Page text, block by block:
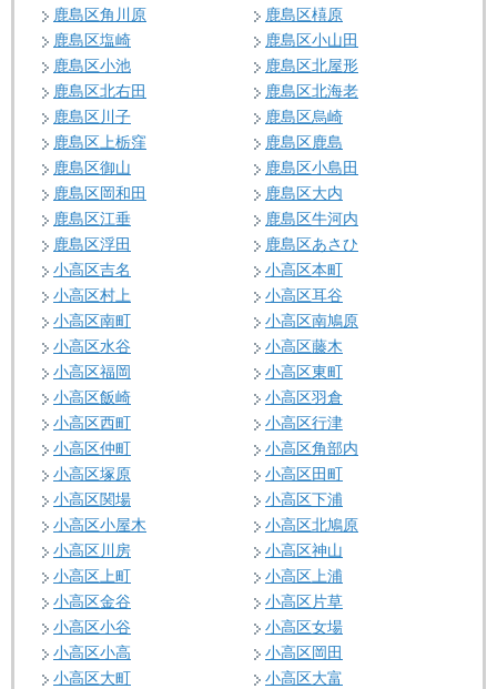
鹿島区角川原
鹿島区橲原
鹿島区塩崎
鹿島区小山田
鹿島区小池
鹿島区北屋形
鹿島区北右田
鹿島区北海老
鹿島区川子
鹿島区烏崎
鹿島区上栃窪
鹿島区鹿島
鹿島区御山
鹿島区小島田
鹿島区岡和田
鹿島区大内
鹿島区江垂
鹿島区牛河内
鹿島区浮田
鹿島区あさひ
小高区吉名
小高区本町
小高区村上
小高区耳谷
小高区南町
小高区南鳩原
小高区水谷
小高区藤木
小高区福岡
小高区東町
小高区飯崎
小高区羽倉
小高区西町
小高区行津
小高区仲町
小高区角部内
小高区塚原
小高区田町
小高区関場
小高区下浦
小高区小屋木
小高区北鳩原
小高区川房
小高区神山
小高区上町
小高区上浦
小高区金谷
小高区片草
小高区小谷
小高区女場
小高区小高
小高区岡田
小高区大町
小高区大富